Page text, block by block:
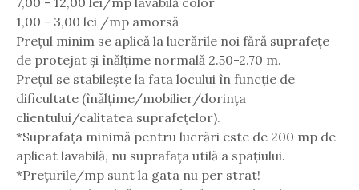
1,00 - 3,00 lei /mp amorsă
Prețul minim se aplică la lucrările noi fără suprafețe
de protejat și înălțime normală 2.50-2.70 m.
Prețul se stabilește la fata locului în funcție de
dificultate (înălțime/mobilier/dorința
clientului/calitatea suprafețelor).
*Suprafața minimă pentru lucrări este de 200 mp de
aplicat lavabilă, nu suprafața utilă a spațiului.
*Prețurile/mp sunt la gata nu per strat!